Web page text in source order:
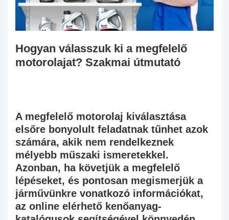
Hogyan válasszuk ki a megfelelő
motorolajat? Szakmai útmutató
A megfelelő motorolaj kiválasztása
elsőre bonyolult feladatnak tűnhet azok
számára, akik nem rendelkeznek
mélyebb műszaki ismeretekkel.
Azonban, ha követjük a megfelelő
lépéseket, és pontosan megismerjük a
járművünkre vonatkozó információkat,
az online elérhető kenőanyag-